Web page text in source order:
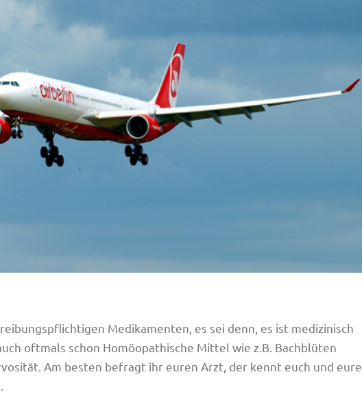
Medikamenten, es sei denn, es ist medizinisch
oftmals schon Homöopathische Mittel wie z.B. Bachblüten
Am besten befragt ihr euren Arzt, der kennt euch und eure